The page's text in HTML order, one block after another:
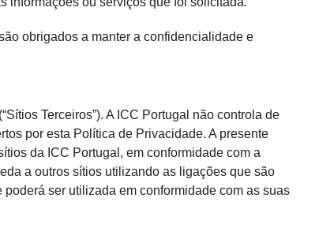
obrigados a manter a confidencialidade e
Terceiros”). A ICC Portugal não controla de
por esta Política de Privacidade. A presente
da ICC Portugal, em conformidade com a
a outros sítios utilizando as ligações que são
ser utilizada em conformidade com as suas